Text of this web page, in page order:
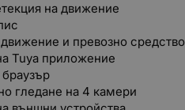
на движение
и превозно средство
Tuya приложение
гледане на 4 камери